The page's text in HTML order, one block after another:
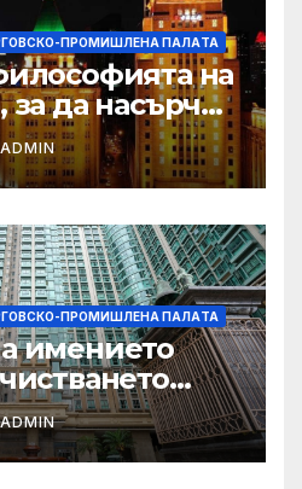
ПРОМИШЛЕНА ПАЛAТА
на
за да насърчи
между
ADMIN
ПРОМИШЛЕНА ПАЛAТА
имението
случай на
в града
ADMIN